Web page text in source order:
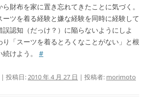
財布を家に置き忘れてきたことに気づく。
ーツを着る経験と嫌な経験を同時に経験して
誤認知（だっけ？）に陥らないようにしよ
り「スーツを着るとろくなことがない」と根
けよう。 #
| 投稿日:2010 年 4 月 27 日 | 投稿者: morimoto